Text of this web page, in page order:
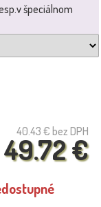
špeciálnom
40.43 € bez DPH
49.72 €